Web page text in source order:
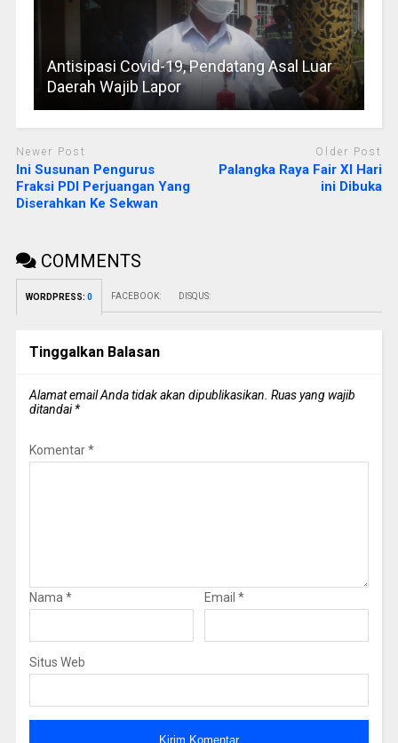
Antisipasi Covid-19, Pendatang Asal Luar
Daerah Wajib Lapor
Newer Post
Ini Susunan Pengurus
Fraksi PDI Perjuangan Yang
Diserahkan Ke Sekwan
Older Post
Palangka Raya Fair XI Hari
ini Dibuka
COMMENTS
WORDPRESS: 0 FACEBOOK: DISQUS:
Tinggalkan Balasan
Alamat email Anda tidak akan dipublikasikan. Ruas yang wajib
ditandai*
Komentar*
Nama * Email *
Situs Web